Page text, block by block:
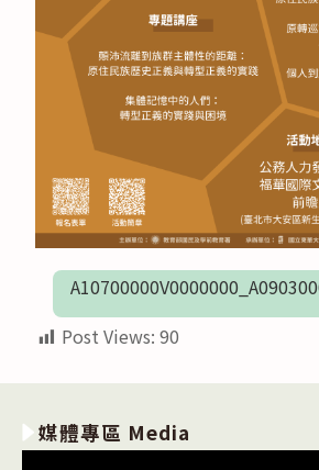
Post Views: 90
媒體專區 Media